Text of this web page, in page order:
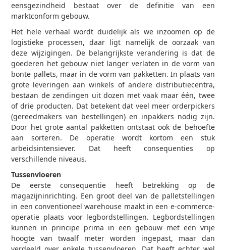
eensgezindheid bestaat over de definitie van een
marktconform gebouw.
Het hele verhaal wordt duidelijk als we inzoomen op de
logistieke processen, daar ligt namelijk de oorzaak van
deze wijzigingen. De belangrijkste verandering is dat de
goederen het gebouw niet langer verlaten in de vorm van
bonte pallets, maar in de vorm van pakketten. In plaats van
grote leveringen aan winkels of andere distributiecentra,
bestaan de zendingen uit dozen met vaak maar één, twee
of drie producten. Dat betekent dat veel meer orderpickers
(gereedmakers van bestellingen) en inpakkers nodig zijn.
Door het grote aantal pakketten ontstaat ook de behoefte
aan sorteren. De operatie wordt kortom een stuk
arbeidsintensiever. Dat heeft consequenties op
verschillende niveaus.
Tussenvloeren
De eerste consequentie heeft betrekking op de
magazijninrichting. Een groot deel van de palletstellingen
in een conventioneel warehouse maakt in een e-commerce-
operatie plaats voor legbordstellingen. Legbordstellingen
kunnen in principe prima in een gebouw met een vrije
hoogte van twaalf meter worden ingepast, maar dan